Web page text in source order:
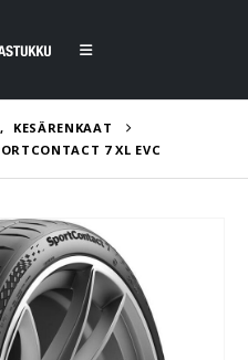
,
KESÄRENKAAT
7 XL EVC